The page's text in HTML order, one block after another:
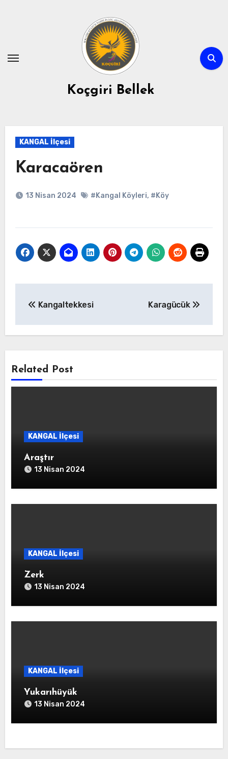
Koçgiri Bellek
KANGAL İlçesi
Karacaören
13 Nisan 2024 #Kangal Köyleri, #Köy
gezinmesi
Kangaltekkesi Karagücük
Related Post
KANGAL İlçesi
Araştır
13 Nisan 2024
KANGAL İlçesi
Zerk
13 Nisan 2024
KANGAL İlçesi
Yukarıhüyük
13 Nisan 2024